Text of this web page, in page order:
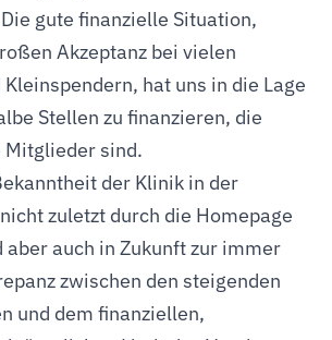
gute finanzielle Situation,
Akzeptanz bei vielen
Kleinspendern, hat uns in die Lage
Stellen zu finanzieren, die
sind.
der Klinik in der
zuletzt durch die Homepage
aber auch in Zukunft zur immer
zwischen den steigenden
und dem finanziellen,